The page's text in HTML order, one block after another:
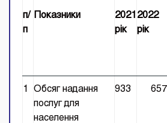
п/
п
Показники
2021
рік
2022
рік
1
Обсяг надання
послуг для
населення
933 657